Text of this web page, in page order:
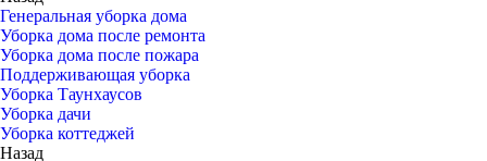
Генеральная уборка дома
Уборка дома после ремонта
Уборка дома после пожара
Поддерживающая уборка
Уборка Таунхаусов
Уборка дачи
Уборка коттеджей
Назад